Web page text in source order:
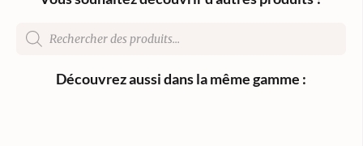
Découvrez aussi dans la même gamme :